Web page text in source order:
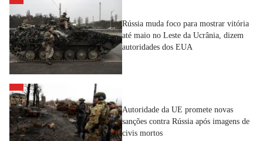
Rússia muda foco para mostrar vitória
até maio no Leste da Ucrânia, dizem
autoridades dos EUA
Autoridade da UE promete novas
sanções contra Rússia após imagens de
civis mortos